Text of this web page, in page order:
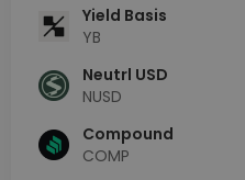
Yield Basis
YB
Neutrl USD
NUSD
Compound
COMP